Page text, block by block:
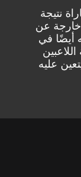
نتيجة
عن
أيضًا في
عليه